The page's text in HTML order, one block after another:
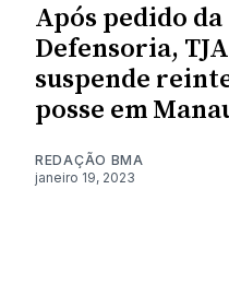
Após pedido da
Defensoria,
suspende
posse em
REDAÇÃO BMA
janeiro 19, 2023